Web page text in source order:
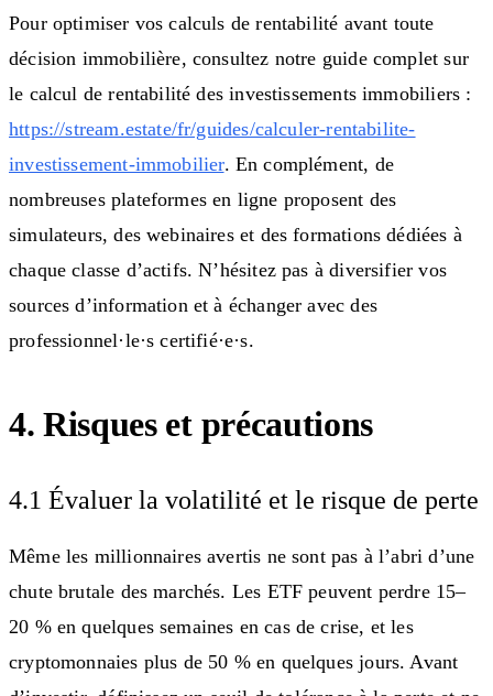
Pour optimiser vos calculs de rentabilité avant toute
décision immobilière, consultez notre guide complet sur
le calcul de rentabilité des investissements immobiliers :
https://stream.estate/fr/guides/calculer-rentabilite-
investissement-immobilier. En complément, de
nombreuses plateformes en ligne proposent des
simulateurs, des webinaires et des formations dédiées à
chaque classe d’actifs. N’hésitez pas à diversifier vos
sources d’information et à échanger avec des
professionnel·le·s certifié·e·s.
4. Risques et précautions
4.1 Évaluer la volatilité et le risque de perte
Même les millionnaires avertis ne sont pas à l’abri d’une
chute brutale des marchés. Les ETF peuvent perdre 15–
20 % en quelques semaines en cas de crise, et les
cryptomonnaies plus de 50 % en quelques jours. Avant